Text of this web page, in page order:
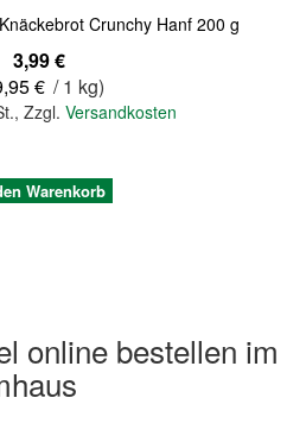
Crunchy Hanf 200 g
3,99 €
€ / 1 kg)
, Zzgl. Versandkosten
Warenkorb
online bestellen im